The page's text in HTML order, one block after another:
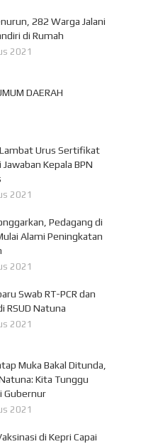
282 Warga Jalani
di Rumah
2021
DAERAH
Urus Sertifikat
Jawaban Kepala BPN
2021
Pedagang di
Alami Peningkatan
2021
Swab RT-PCR dan
RSUD Natuna
2021
Muka Bakal Ditunda,
Kita Tunggu
Gubernur
2021
di Kepri Capai